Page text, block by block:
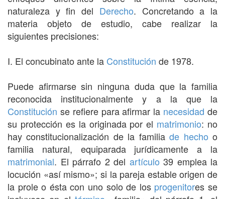
naturaleza y fin del Derecho. Concretando a la
materia objeto de estudio, cabe realizar la
siguientes precisiones:
I. El concubinato ante la Constitución de 1978.
Puede afirmarse sin ninguna duda que la familia
reconocida institucionalmente y a la que la
Constitución se refiere para afirmar la necesidad de
su protección es la originada por el matrimonio: no
hay constitucionalización de la familiade hecho o
familia natural, equiparada jurídicamente a la
matrimonial. El párrafo 2 del artículo 39 emplea la
locución «así mismo»; si la pareja estable origen de
la prole o ésta con uno solo de los progenitores se